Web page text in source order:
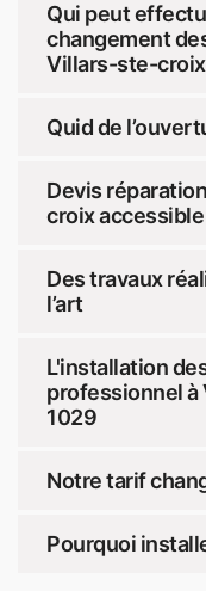
Qui peut
changement
Villars-ste-
Quid de
Devis
croix
Des travaux
l’art
L'installation
professionnel
1029
Notre tarif
Pourquoi